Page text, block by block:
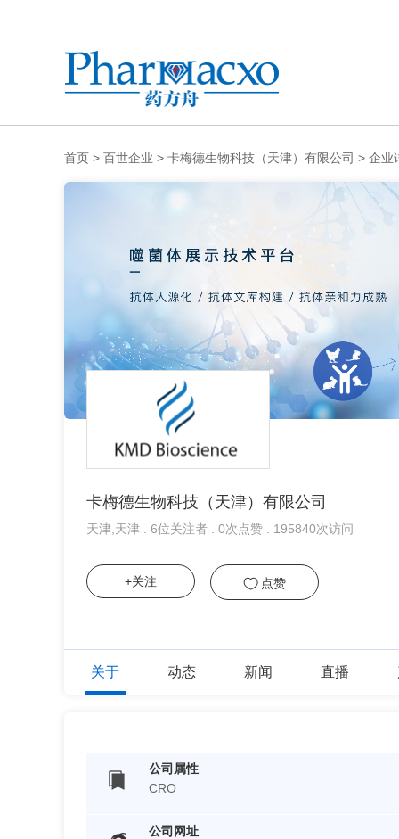
首页 > 百世企业 > 卡梅德生物科技（天津）有限公司 > 企业
卡梅德生物科技（天津）有限公司
天津,天津 . 6位关注者 . 0次点赞 . 195840次访问
+关注 点赞
关于 动态 新闻 直播
公司属性
CRO
公司网址